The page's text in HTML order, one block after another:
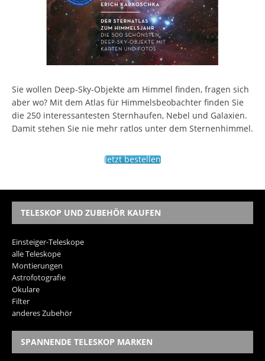
Sie wollen Deep-Sky-Objekte am Himmel finden, fragen sich
aber wo? Mit dem Atlas für Himmelsbeobachter finden Sie
die 250 interessantesten Sternhaufen, Nebel und Galaxien.
Damit stehen Sie nie mehr ratlos unter dem Sternenhimmel.
Jetzt bestellen
TELESKOP UND ZUBEHÖR KAUFEN
Einsteiger-Teleskope
alle Teleskope
Montierungen
Astrofotografie
Okulare
Filter
anderes Zubehör
SPANNENDE TELESKOP MARKEN